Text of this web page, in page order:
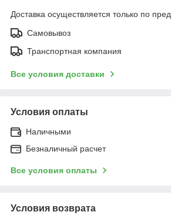
Доставка осуществляется только по
Самовывоз
Транспортная компания
Все условия доставки
Условия оплаты
Наличными
Безналичный расчет
Все условия оплаты
Условия возврата